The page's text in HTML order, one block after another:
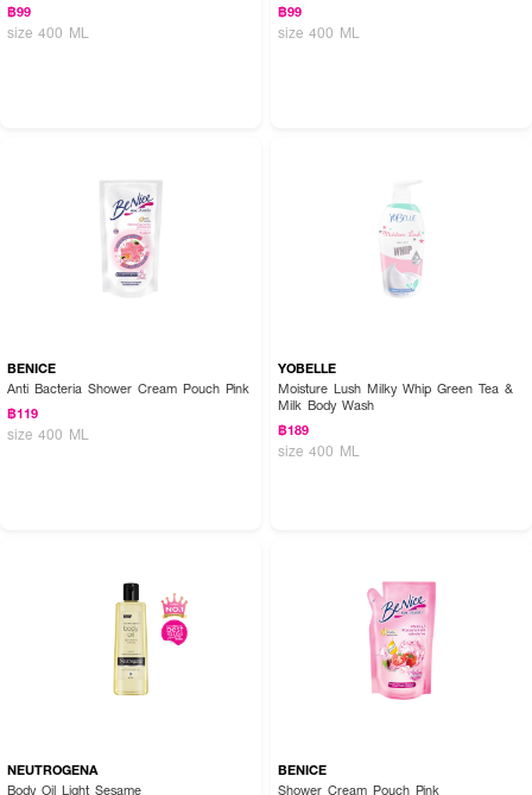
฿99
size 400 ML
฿99
size 400 ML
BENICE
Anti Bacteria Shower Cream Pouch Pink
฿119
size 400 ML
YOBELLE
Moisture Lush Milky Whip Green Tea &
Milk Body Wash
฿189
size 400 ML
NEUTROGENA
Body Oil Light Sesame
BENICE
Shower Cream Pouch Pink